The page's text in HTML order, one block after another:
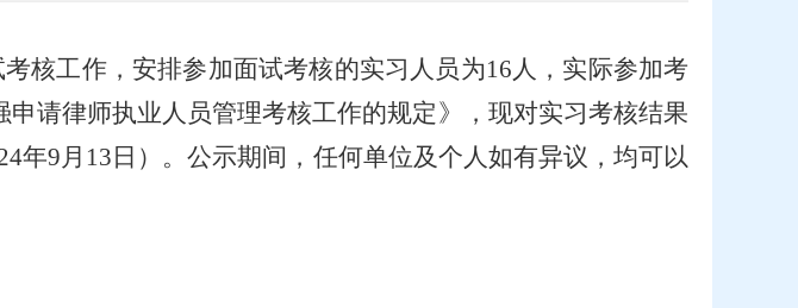
核工作，安排参加面试考核的实习人员为16人，实际参加考
请律师执业人员管理考核工作的规定》，现对实习考核结果
年9月 13 日） 。公示期间，任何单位及个人如有异议，均可以